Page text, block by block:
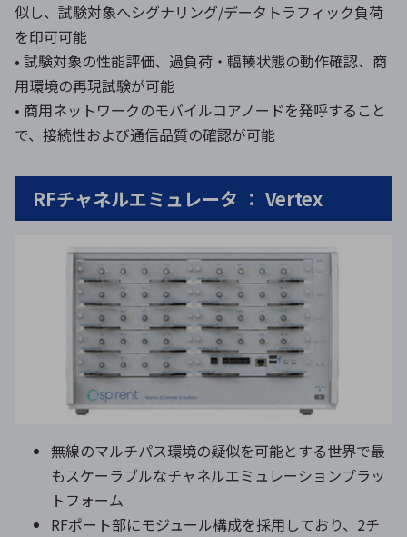
似し、試験対象へシグナリング/データトラフィック負荷
を印可可能
• 試験対象の性能評価、過負荷・輻輳状態の動作確認、商
用環境の再現試験が可能
• 商用ネットワークのモバイルコアノードを発呼すること
で、接続性および通信品質の確認が可能
RFチャネルエミュレータ ： Vertex
無線のマルチパス環境の疑似を可能とする世界で最
もスケーラブルなチャネルエミュレーションプラッ
トフォーム
RFポート部にモジュール構成を採用しており、2チ